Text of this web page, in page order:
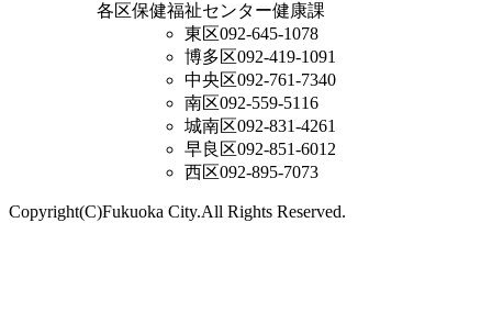
各区保健福祉センター健康課
東区092-645-1078
博多区092-419-1091
中央区092-761-7340
南区092-559-5116
城南区092-831-4261
早良区092-851-6012
西区092-895-7073
Copyright(C)Fukuoka City.All Rights Reserved.